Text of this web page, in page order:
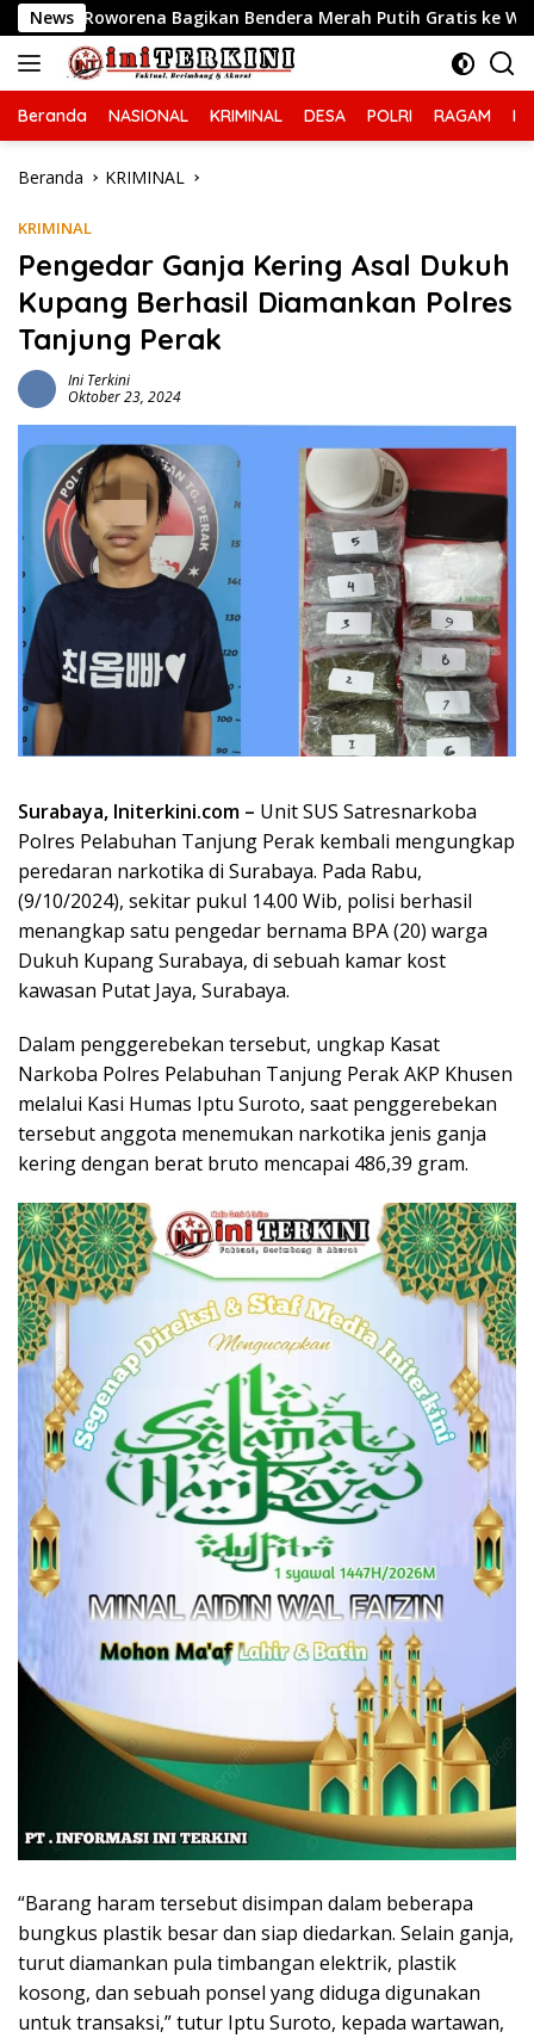
Langsung
ke
konten
News
Bagikan Bendera Merah Putih Gratis ke Warga
Beranda NASIONAL KRIMINAL DESA POLRI RAGAM
Beranda KRIMINAL
KRIMINAL
Pengedar Ganja Kering Asal Dukuh
Kupang Berhasil Diamankan Polres
Tanjung Perak
Ini Terkini
Oktober 23, 2024
Surabaya, Initerkini.com – Unit SUS Satresnarkoba
Polres Pelabuhan Tanjung Perak kembali mengungkap
peredaran narkotika di Surabaya. Pada Rabu,
(9/10/2024), sekitar pukul 14.00 Wib, polisi berhasil
menangkap satu pengedar bernama BPA (20) warga
Dukuh Kupang Surabaya, di sebuah kamar kost
kawasan Putat Jaya, Surabaya.
Dalam penggerebekan tersebut, ungkap Kasat
Narkoba Polres Pelabuhan Tanjung Perak AKP Khusen
melalui Kasi Humas Iptu Suroto, saat penggerebekan
tersebut anggota menemukan narkotika jenis ganja
kering dengan berat bruto mencapai 486,39 gram.
“Barang haram tersebut disimpan dalam beberapa
bungkus plastik besar dan siap diedarkan. Selain ganja,
turut diamankan pula timbangan elektrik, plastik
kosong, dan sebuah ponsel yang diduga digunakan
untuk transaksi,” tutur Iptu Suroto, kepada wartawan,